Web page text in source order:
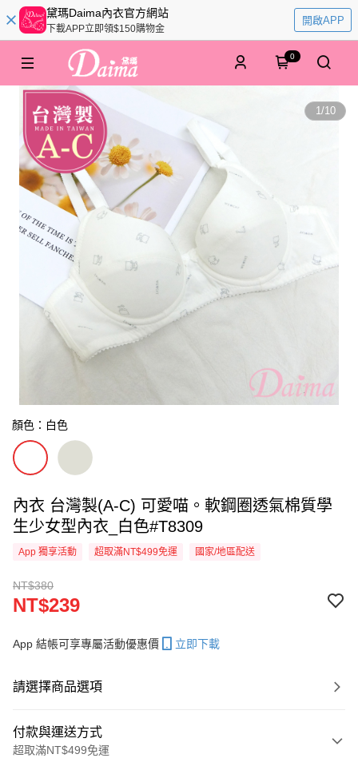
黛瑪Daima內衣官方網站
下載APP立即領$150購物金
開啟APP
0
1/10
顏色：白色
內衣 台灣製(A-C) 可愛喵。軟鋼圈透氣棉質學
生少女型內衣_白色#T8309
App 獨享活動 超取滿NT$499免運 國家/地區配送
NT$380
NT$239
App 結帳可享專屬活動優惠價 立即下載
請選擇商品選項
付款與運送方式
超取滿NT$499免運